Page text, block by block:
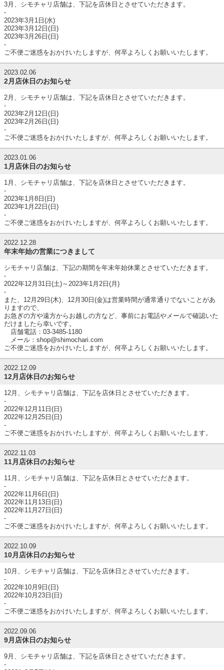
3月、シモチャリ店舗は、下記を店休日とさせていただきます。
-
2023年3月1日(水)
2023年3月12日(日)
2023年3月26日(日)
-
ご不便ご迷惑をおかけいたしますが、何卒よろしくお願いいたします。
2023.02.06
2月店休日のお知らせ
2月、シモチャリ店舗は、下記を店休日とさせていただきます。
-
2023年2月12日(日)
2023年2月26日(日)
-
ご不便ご迷惑をおかけいたしますが、何卒よろしくお願いいたします。
2023.01.06
1月店休日のお知らせ
1月、シモチャリ店舗は、下記を店休日とさせていただきます。
-
2023年1月8日(日)
2023年1月22日(日)
-
ご不便ご迷惑をおかけいたしますが、何卒よろしくお願いいたします。
2022.12.28
年末年始の営業につきまして
シモチャリ店舗は、下記の期間を年末年始休業とさせていただきます。
-
2022年12月31日(土)～2023年1月2日(月)
-
また、12月29日(木)、12月30日(金)は営業時間が通常通りでないことがあ
りますので、
お急ぎの方や遠方からお越しの方など、事前にお電話やメールで確認いた
だけましたら幸いです。
店舗電話：03-3485-1180
メール：shop@shimochari.com
ご不便ご迷惑をおかけいたしますが、何卒よろしくお願いいたします。
2022.12.09
12月店休日のお知らせ
12月、シモチャリ店舗は、下記を店休日とさせていただきます。
-
2022年12月11日(日)
2022年12月25日(日)
-
ご不便ご迷惑をおかけいたしますが、何卒よろしくお願いいたします。
2022.11.03
11月店休日のお知らせ
11月、シモチャリ店舗は、下記を店休日とさせていただきます。
-
2022年11月6日(日)
2022年11月13日(日)
2022年11月27日(日)
-
ご不便ご迷惑をおかけいたしますが、何卒よろしくお願いいたします。
2022.10.09
10月店休日のお知らせ
10月、シモチャリ店舗は、下記を店休日とさせていただきます。
-
2022年10月9日(日)
2022年10月23日(日)
-
ご不便ご迷惑をおかけいたしますが、何卒よろしくお願いいたします。
2022.09.06
9月店休日のお知らせ
9月、シモチャリ店舗は、下記を店休日とさせていただきます。
-